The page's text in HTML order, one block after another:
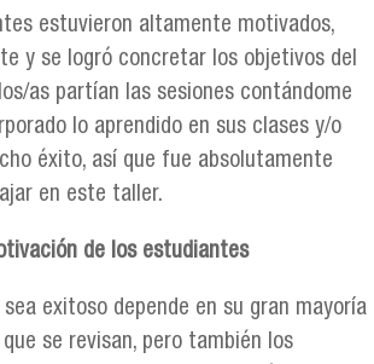
estuvieron altamente motivados,
y se logró concretar los objetivos del
as partían las sesiones contándome
lo aprendido en sus clases y/o
éxito, así que fue absolutamente
en este taller.
de los estudiantes
exitoso depende en su gran mayoría
se revisan, pero también los